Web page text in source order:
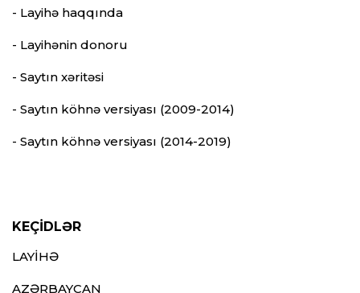
- Layihə haqqında
- Layihənin donoru
- Saytın xəritəsi
- Saytın köhnə versiyası (2009-2014)
- Saytın köhnə versiyası (2014-2019)
KEÇİDLƏR
LAYİHƏ
AZƏRBAYCAN